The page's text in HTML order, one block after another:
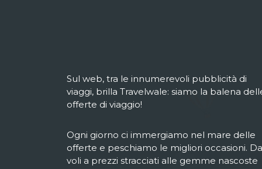
Sul web, tra le innumerevoli pubblicità di
viaggi, brilla Travelwale: siamo la balena
offerte di viaggio!
Ogni giorno ci immergiamo nel mare delle
offerte e peschiamo le migliori occasioni.
voli a prezzi stracciati alle gemme nascoste